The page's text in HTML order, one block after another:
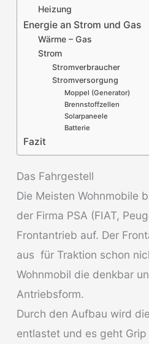
Heizung
Energie an Strom und Gas
Wärme – Gas
Strom
Stromverbraucher
Stromversorgung
Moppel (Generator)
Brennstoffzellen
Solarpaneele
Batterie
Fazit
Das Fahrgestell
Die Meisten Wohnmobile
der Firma PSA (FIAT,
Frontantrieb auf. Der
aus für Traktion schon
Wohnmobil die denkbar
Antriebsform.
Durch den Aufbau wird
entlastet und es geht